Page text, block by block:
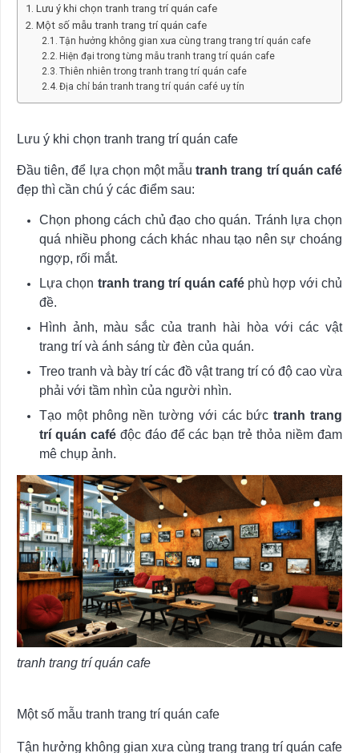
Lưu ý khi chọn tranh trang trí quán cafe
Một số mẫu tranh trang trí quán cafe
Tận hưởng không gian xưa cùng trang trang trí quán cafe
Hiện đại trong từng mẫu tranh trang trí quán cafe
Thiên nhiên trong tranh trang trí quán cafe
Địa chỉ bán tranh trang trí quán café uy tín
Lưu ý khi chọn tranh trang trí quán cafe
Đầu tiên, để lựa chọn một mẫutranh trang trí quán café
đẹp thì cần chú ý các điểm sau:
Chọn phong cách chủ đạo cho quán. Tránh lựa chọn
quá nhiều phong cách khác nhau tạo nên sự choáng
ngợp, rối mắt.
Lựa chọn tranh trang trí quán caféphù hợp với chủ
đề.
Hình ảnh, màu sắc của tranh hài hòa với các vật
trang trí và ánh sáng từ đèn của quán.
Treo tranh và bày trí các đồ vật trang trí có độ cao vừa
phải với tầm nhìn của người nhìn.
Tạo một phông nền tường với các bứctranh trang
trí quán caféđộc đáo để các bạn trẻ thỏa niềm đam
mê chụp ảnh.
tranh trang trí quán cafe
Một số mẫu tranh trang trí quán cafe
Tận hưởng không gian xưa cùng trang trang trí quán cafe